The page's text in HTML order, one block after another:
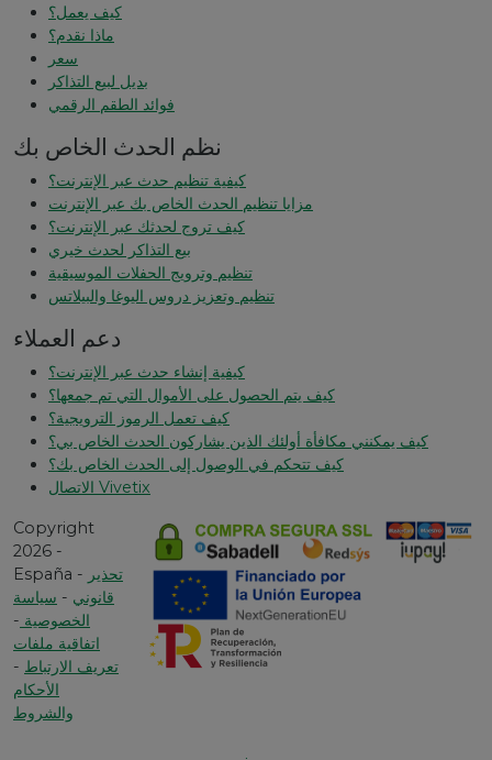
كيف يعمل؟
ماذا نقدم؟
سعر
بديل لبيع التذاكر
فوائد الطقم الرقمي
نظم الحدث الخاص بك
كيفية تنظيم حدث عبر الإنترنت؟
مزايا تنظيم الحدث الخاص بك عبر الإنترنت
كيف تروج لحدثك عبر الإنترنت؟
بيع التذاكر لحدث خيري
تنظيم وترويج الحفلات الموسيقية
تنظيم وتعزيز دروس اليوغا والبيلاتس
دعم العملاء
كيفية إنشاء حدث عبر الإنترنت؟
كيف يتم الحصول على الأموال التي تم جمعها؟
كيف تعمل الرموز الترويجية؟
كيف يمكنني مكافأة أولئك الذين يشاركون الحدث الخاص بي؟
كيف تتحكم في الوصول إلى الحدث الخاص بك؟
الاتصال Vivetix
Copyright
2026 -
España - تحذير
قانوني - سياسة
الخصوصية -
اتفاقية ملفات
تعريف الارتباط -
الأحكام
والشروط